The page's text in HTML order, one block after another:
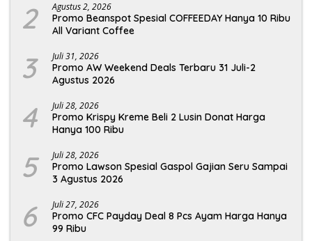
2 Agustus 2, 2026
Promo Beanspot Spesial COFFEEDAY Hanya 10 Ribu
All Variant Coffee
3 Juli 31, 2026
Promo AW Weekend Deals Terbaru 31 Juli-2
Agustus 2026
4 Juli 28, 2026
Promo Krispy Kreme Beli 2 Lusin Donat Harga
Hanya 100 Ribu
5 Juli 28, 2026
Promo Lawson Spesial Gaspol Gajian Seru Sampai
3 Agustus 2026
6 Juli 27, 2026
Promo CFC Payday Deal 8 Pcs Ayam Harga Hanya
99 Ribu